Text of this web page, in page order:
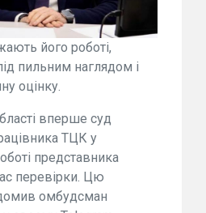
його роботі,
пильним наглядом і
оцінку.
вперше суд
ТЦК у
представника
перевірки. Цю
омбудсман